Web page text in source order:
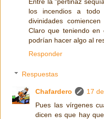
Entre la "pertinaz
los incendios a
divinidades
Claro que teniendo en
podrían hacer algo al
Responder
Respuestas
Chafardero
17
Pues las vírgenes
dicen es que hay